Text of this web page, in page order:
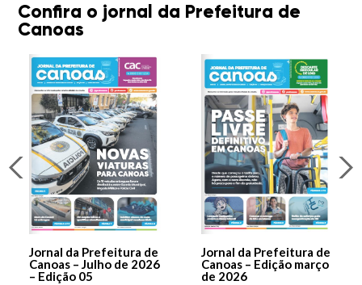
Confira o jornal da Prefeitura de
Canoas
Jornal da Prefeitura de
Canoas – Julho de 2026
– Edição 05
Jornal da Prefeitura de
Canoas – Edição março
de 2026